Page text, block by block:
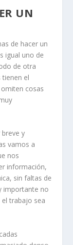
UN
de hacer un
igual uno de
de otra
el
cosas
y
vamos a
nos
información,
sin faltas de
importante no
trabajo sea